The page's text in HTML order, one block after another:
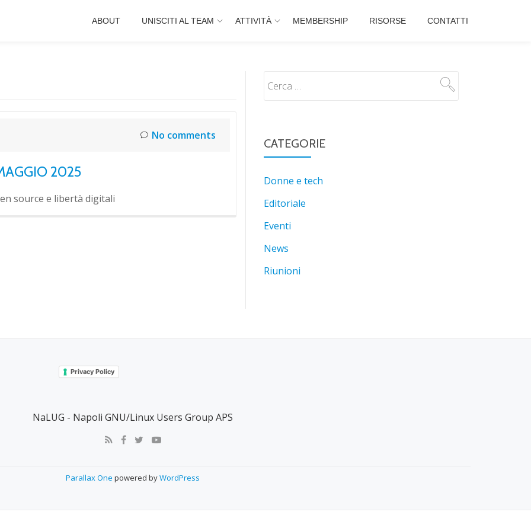
ABOUT UNISCITI AL TEAM ATTIVITÀ MEMBERSHIP RISORSE CONTATTI
No comments
2025
source e libertà digitali
CATEGORIE
Donne e tech
Editoriale
Eventi
News
Riunioni
Privacy Policy
NaLUG - Napoli GNU/Linux Users Group APS
Parallax One powered byWordPress